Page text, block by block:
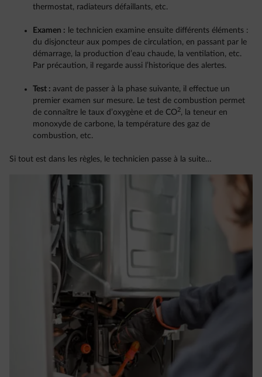
thermostat, radiateurs défaillants, etc.
Examen : le technicien examine ensuite différents éléments :
du disjoncteur aux pompes de circulation, en passant par le
démarrage, la production d’eau chaude, la ventilation, etc.
Par précaution, il regarde aussi l’historique des alertes.
Test : avant de passer à la phase suivante, il effectue un
premier examen sur mesure. Le test de combustion permet
de connaître le taux d’oxygène et de CO2, la teneur en
monoxyde de carbone, la température des gaz de
combustion, etc.
Si tout est dans les règles, le technicien passe à la suite…